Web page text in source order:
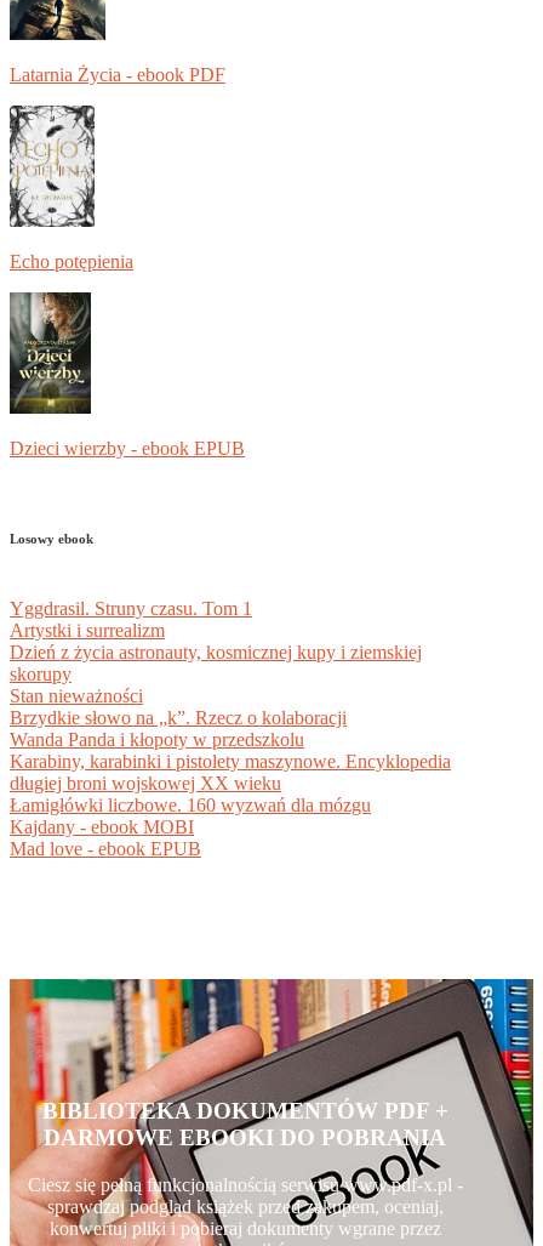
Latarnia Życia - ebook PDF
Echo potępienia
Dzieci wierzby - ebook EPUB
Losowy ebook
Yggdrasil. Struny czasu. Tom 1
Artystki i surrealizm
Dzień z życia astronauty, kosmicznej kupy i ziemskiej
skorupy
Stan nieważności
Brzydkie słowo na „k”. Rzecz o kolaboracji
Wanda Panda i kłopoty w przedszkolu
Karabiny, karabinki i pistolety maszynowe. Encyklopedia
długiej broni wojskowej XX wieku
Łamigłówki liczbowe. 160 wyzwań dla mózgu
Kajdany - ebook MOBI
Mad love - ebook EPUB
BIBLIOTEKA DOKUMENTÓW PDF +
DARMOWE EBOOKI DO POBRANIA
Ciesz się pełną funkcjonalnością serwisu www.pdf-x.pl -
sprawdzaj podgląd książek przed zakupem, oceniaj,
konwertuj pliki i pobieraj dokumenty wgrane przez